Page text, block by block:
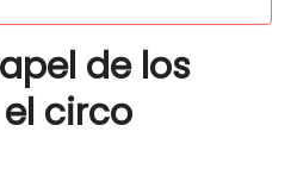
de los
circo